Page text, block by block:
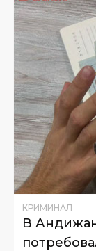
КРИМИНАЛ
В